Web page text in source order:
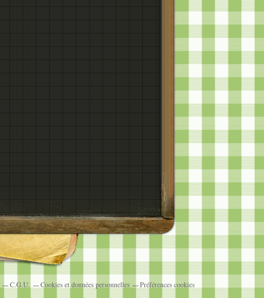
C.G.U. Cookies et données personnelles Préférences cookies